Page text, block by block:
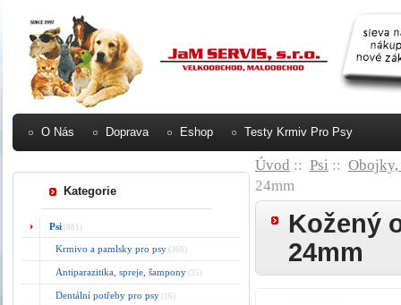
O Nás Doprava Eshop Testy Krmiv Pro Psy
Kategorie
Psi (881)
Krmivo a pamlsky pro psy (366)
Antiparazitika, spreje, šampony (35)
Dentální potřeby pro psy (16)
Úvod :: Psi ::
24mm
Kožený
24mm